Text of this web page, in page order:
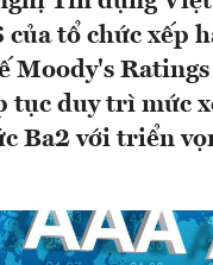
tổ chức xếp
Moody's
tục duy trì mức
Ba2 với triển